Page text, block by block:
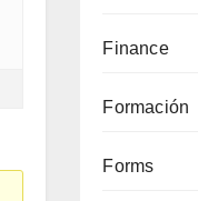
Finance
Formación
Forms